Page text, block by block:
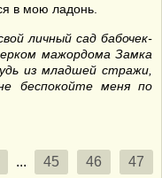
в мою ладонь.
личный сад бабочек-
мажордома Замка
из младшей стражи,
беспокойте меня по
... 45 46 47